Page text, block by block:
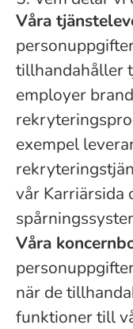
Våra
tillhandahåller
employer
exempel
vår Karriärsida
Våra
när de
funktioner till